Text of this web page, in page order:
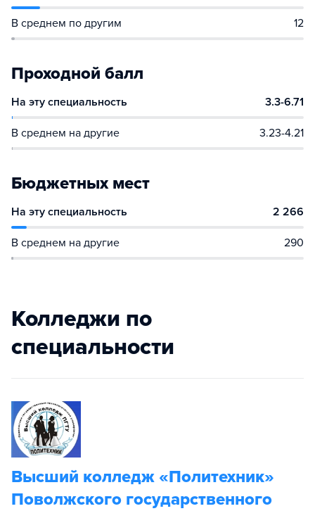
В среднем по другим 12
Проходной балл
На эту специальность 3.3-6.71
В среднем на другие 3.23-4.21
Бюджетных мест
На эту специальность 2 266
В среднем на другие 290
Колледжи по
специальности
Высший колледж «Политехник»
Поволжского государственного